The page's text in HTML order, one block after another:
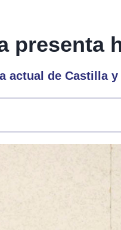
presenta
actual de Castilla y